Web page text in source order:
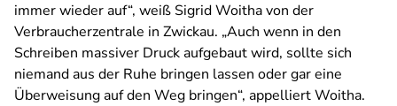
immer wieder auf“, weiß Sigrid Woitha von der
Verbraucherzentrale in Zwickau. „Auch wenn in den
Schreiben massiver Druck aufgebaut wird, sollte sich
niemand aus der Ruhe bringen lassen oder gar eine
Überweisung auf den Weg bringen“, appelliert Woitha.